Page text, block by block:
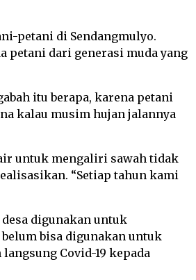
petani di Sendangmulyo.
petani dari generasi muda yang
itu berapa, karena petani
kalau musim hujan jalannya
untuk mengaliri sawah tidak
“Setiap tahun kami
desa digunakan untuk
bisa digunakan untuk
Covid-19 kepada